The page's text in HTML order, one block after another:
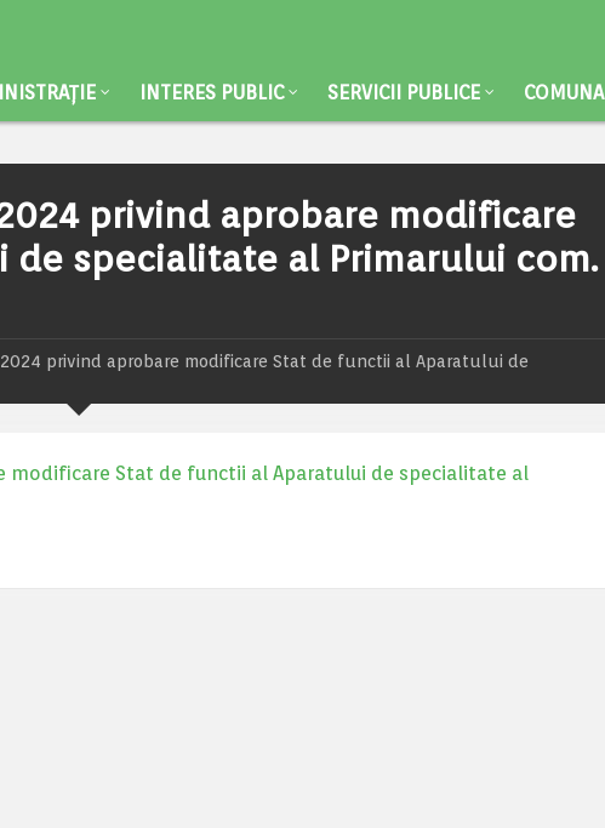
INTERES PUBLIC SERVICII PUBLICE COMUNA
privind aprobare modificare
specialitate al Primarului com.
privind aprobare modificare Stat de functii al Aparatului de
modificare Stat de functii al Aparatului de specialitate al